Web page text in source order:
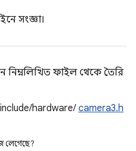
সংজ্ঞা।
ফাইল থেকে তৈরি
hardware/ camera3.h
লেগেছে?